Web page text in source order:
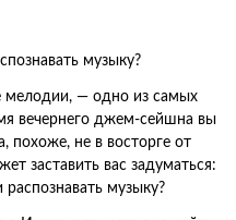
мелодии, — одно из самых
вечернего джем-сейшна вы
похоже, не в восторге от
заставить вас задуматься:
музыку?